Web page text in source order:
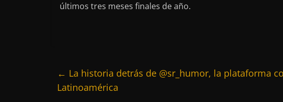
últimos tres meses finales de año.
← La historia detrás de @sr_humor, la plataforma
Latinoamérica